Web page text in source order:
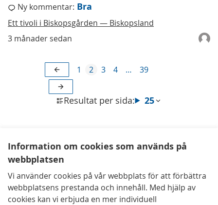
Information om cookies som används på
webbplatsen
Vi använder cookies på vår webbplats för att förbättra
webbplatsens prestanda och innehåll. Med hjälp av
cookies kan vi erbjuda en mer individuell
3 månader sedan
Ny kommentar: Bra
Ett tivoli i Biskopsgården — Biskopsland
Resultat per sida: 25
1 2 3 4 … 39
Kontaktuppgifter
Tillgänglighetsredogörelse
Användarvillkor